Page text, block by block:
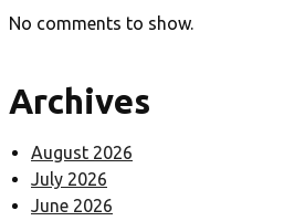
No comments to show.
Archives
August 2026
July 2026
June 2026